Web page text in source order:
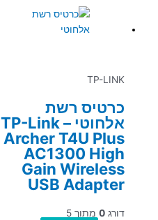
TP-LINK
כרטיס רשת
אלחוטי – TP-Link
Archer T4U Plus
AC1300 High
Gain Wireless
USB Adapter
דורג 0 מתוך 5